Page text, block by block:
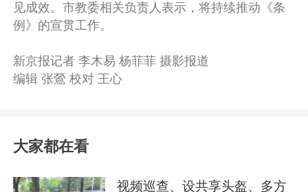
见成效。市教委相关负责人表示，将持续推动《条
例》的宣贯工作。
新京报记者 李木易 杨菲菲 摄影报道
编辑 张鶯 校对 王心
大家都在看
视频巡查、设共享头盔、多方